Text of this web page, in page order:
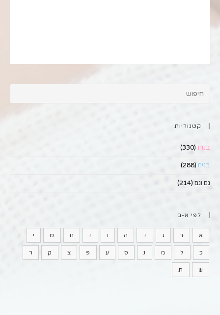
קטגוריות
בנות (330)
בנים (288)
גם וגם (214)
לפי א-ב
א ב ג ד ה ו ז ח ט י
כ ל מ נ ס ע פ צ ק ר
ש ת